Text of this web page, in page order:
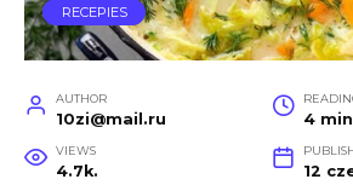
RECEPIES
AUTHOR
10zi@mail.ru 4 min
VIEWS
4.7k. 12